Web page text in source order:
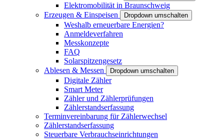
Elektromobilität in Braunschweig
Erzeugen & Einspeisen
Dropdown umschalten
Weshalb erneuerbare Energien?
Anmeldeverfahren
Messkonzepte
FAQ
Solarspitzengesetz
Ablesen & Messen
Dropdown umschalten
Digitale Zähler
Smart Meter
Zähler und Zählerprüfungen
Zählerstandserfassung
Terminvereinbarung für Zählerwechsel
Zählerstandserfassung
Steuerbare Verbrauchseinrichtungen